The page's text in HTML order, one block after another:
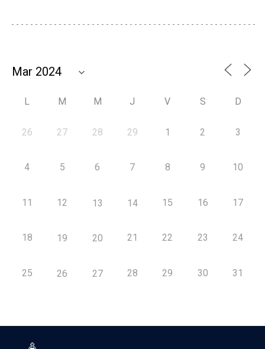
L M M J V S D
26 27 28 29 1 2 3
4 5 6 7 8 9 10
11 12 13 14 15 16 17
18 19 20 21 22 23 24
25 26 27 28 29 30 31